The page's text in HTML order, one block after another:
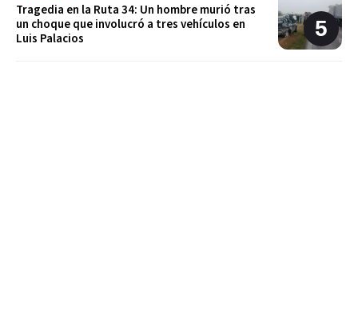
Tragedia en la Ruta 34: Un hombre murió tras
un choque que involucró a tres vehículos en
Luis Palacios